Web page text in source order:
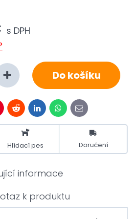
s DPH
Do košíku
RedditLinkedInWhatsApp
E-
mail
Hlídací pes Doručení
informace
k produktu